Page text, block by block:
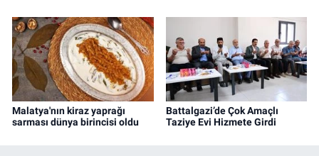
Malatya'nın kiraz yaprağı
sarması dünya birincisi oldu
Battalgazi’de Çok Amaçlı
Taziye Evi Hizmete Girdi